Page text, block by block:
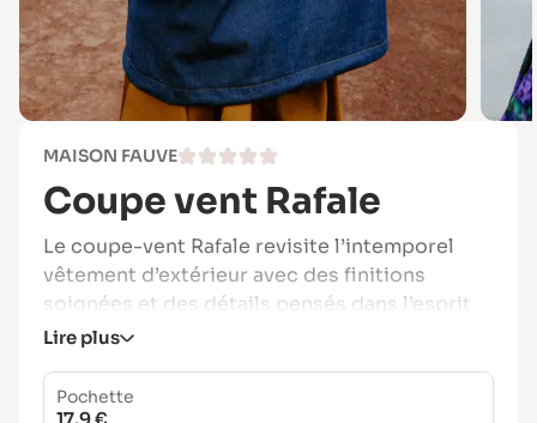
MAISON FAUVE
Coupe vent Rafale
Le coupe-vent Rafale revisite l’intemporel
vêtement d’extérieur avec des finitions
soignées et des détails pensés dans l’esprit
Maison Fauve.
Sa capuche doublée avec visière et lien de
serrage protège efficacement le visage,
Lire plus
Pochette
17.9 €